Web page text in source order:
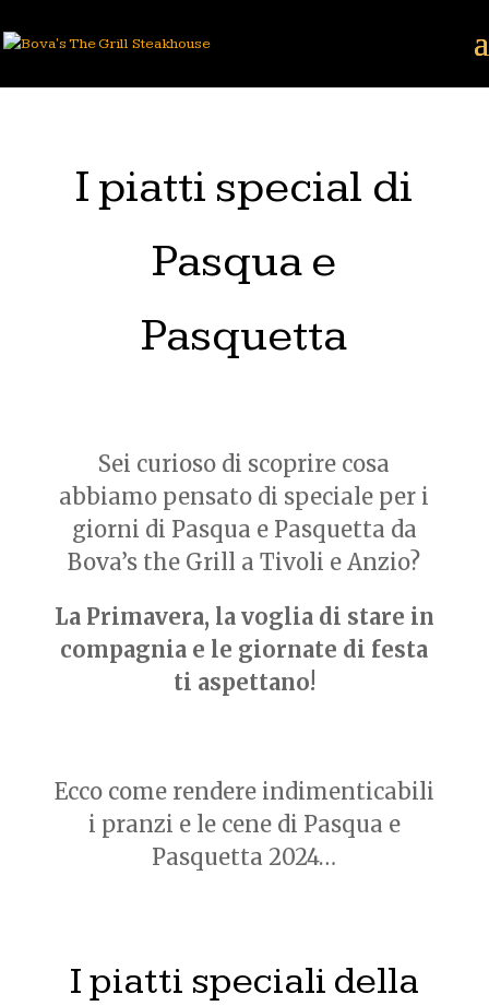
I piatti special di
Pasqua e
Pasquetta
Sei curioso di scoprire cosa
abbiamo pensato di speciale per i
giorni di Pasqua e Pasquetta da
Bova’s the Grill a Tivoli e Anzio?
La Primavera, la voglia di stare in
compagnia e le giornate di festa
ti aspettano!
Ecco come rendere indimenticabili
i pranzi e le cene di Pasqua e
Pasquetta 2024…
I piatti speciali della